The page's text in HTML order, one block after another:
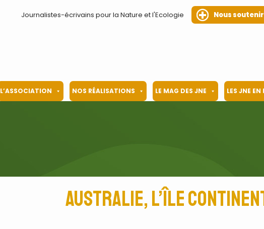
Journalistes-écrivains pour la Nature et l'Ecologie Nous soutenir
L’ASSOCIATION NOS RÉALISATIONS LE MAG DES JNE LES JNE EN
Australie, l’île